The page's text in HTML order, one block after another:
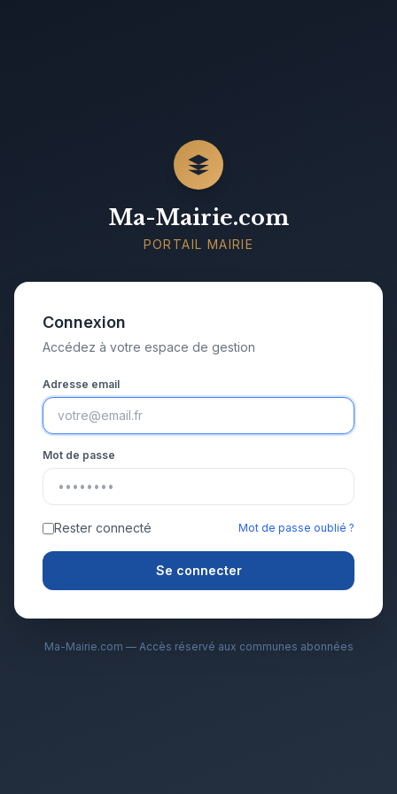
Ma-Mairie.com
PORTAIL MAIRIE
Connexion
Accédez à votre espace de gestion
Adresse email
Mot de passe
Rester connecté Mot de passe oublié ?
Se connecter
Ma-Mairie.com — Accès réservé aux communes abonnées